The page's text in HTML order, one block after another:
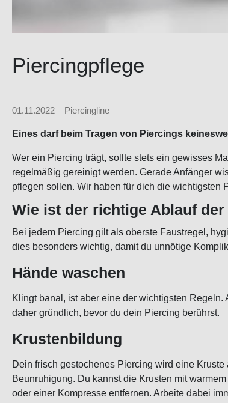
Piercingpflege
01.11.2022 – Piercingline
Eines darf beim Tragen von Piercings
Wer ein Piercing trägt, sollte stets ein gewisses
regelmäßig gereinigt werden. Gerade Anfänger
pflegen sollen. Wir haben für dich die wichtigsten
Wie ist der richtige Ablauf
Bei jedem Piercing gilt als oberste Faustregel,
dies besonders wichtig, damit du unnötige
Hände waschen
Klingt banal, ist aber eine der wichtigsten
daher gründlich, bevor du dein Piercing berührst.
Krustenbildung
Dein frisch gestochenes Piercing wird eine
Beunruhigung. Du kannst die Krusten mit
oder einer Kompresse entfernen. Arbeite dabei